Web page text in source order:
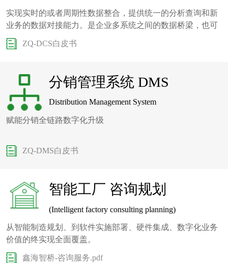
实现实时的或者周期性数据整合，提供统一的分析查询和新
业务的数据对接能力。是企业多系统之间的数据桥梁，也可
以做生产线数据处理枢纽。
ZQ-DCS白皮书
分销管理系统 DMS
Distribution Management System
赋能分销全链路数字化升级
ZQ-DMS白皮书
智能工厂 咨询规划
(Intelligent factory consulting planning)
从智能制造规划、到软件实施部署、硬件集成、数字化业务
价值的终实现全面覆盖。
鑫海智桥-咨询服务.pdf